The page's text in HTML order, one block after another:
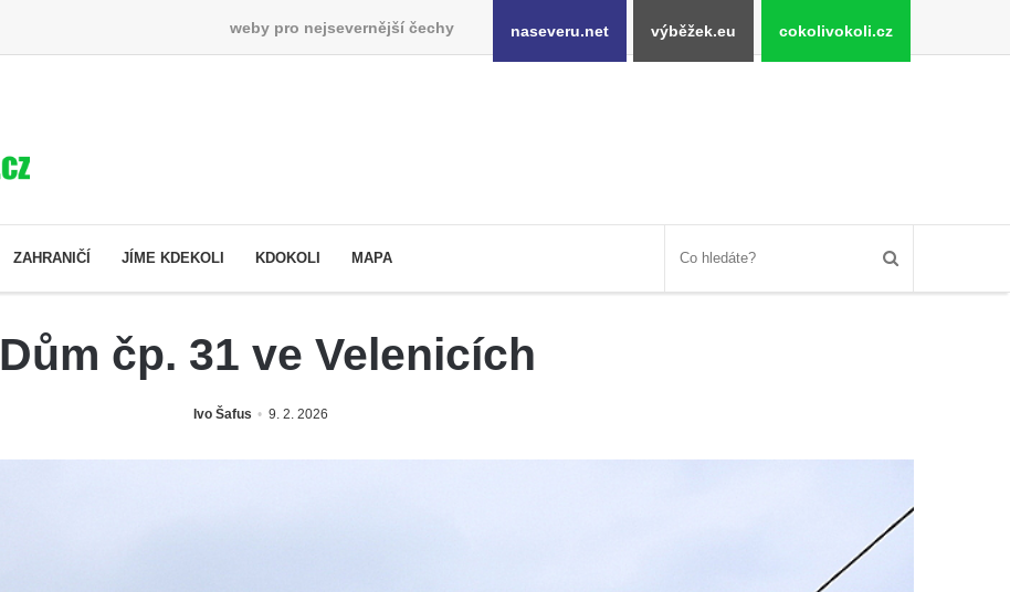
weby pro nejsevernější čechy naseveru.net výběžek.eu cokolivokoli.cz
ZAHRANIČÍ JÍME KDEKOLI KDOKOLI MAPA
Dům čp. 31 ve Velenicích
Ivo Šafus 9. 2. 2026